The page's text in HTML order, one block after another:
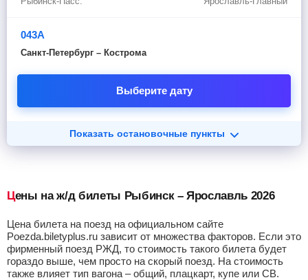
043А
Санкт-Петербург – Кострома
Выберите дату
Показать остановочные пункты
Цены на ж/д билеты Рыбинск – Ярославль 2026
Цена билета на поезд на официальном сайте
Poezda.biletyplus.ru зависит от множества факторов. Если это
фирменный поезд РЖД, то стоимость такого билета будет
гораздо выше, чем просто на скорый поезд. На стоимость
также влияет тип вагона – общий, плацкарт, купе или СВ.